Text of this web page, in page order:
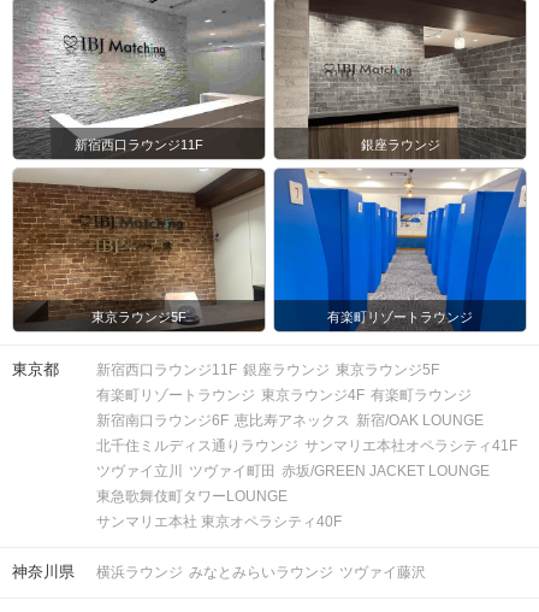
新宿西口ラウンジ11F 銀座ラウンジ
東京ラウンジ5F 有楽町リゾートラウンジ
東京都 新宿西口ラウンジ11F 銀座ラウンジ 東京ラウンジ5F
有楽町リゾートラウンジ 東京ラウンジ4F 有楽町ラウンジ
新宿南口ラウンジ6F 恵比寿アネックス 新宿/OAK LOUNGE
北千住ミルディス通りラウンジ サンマリエ本社オペラシティ41F
ツヴァイ立川
ツヴァイ町田 赤坂/GREEN JACKET LOUNGE
東急歌舞伎町タワーLOUNGE
サンマリエ本社 東京オペラシティ40F
神奈川県 横浜ラウンジ みなとみらいラウンジ ツヴァイ藤沢